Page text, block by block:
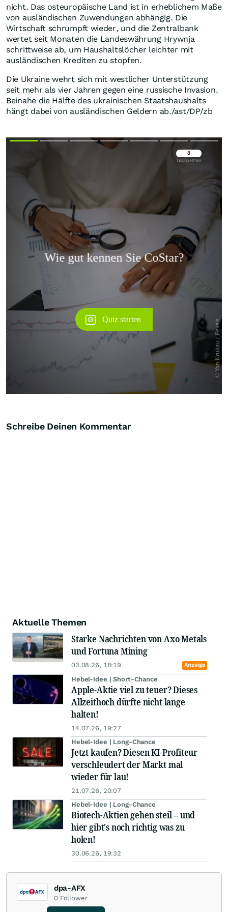
nicht. Das osteuropäische Land ist in erheblichem Maße
von ausländischen Zuwendungen abhängig. Die
Wirtschaft schrumpft wieder, und die Zentralbank
wertet seit Monaten die Landeswährung Hrywnja
schrittweise ab, um Haushaltslöcher leichter mit
ausländischen Krediten zu stopfen.
Die Ukraine wehrt sich mit westlicher Unterstützung
seit mehr als vier Jahren gegen eine russische Invasion.
Beinahe die Hälfte des ukrainischen Staatshaushalts
hängt dabei von ausländischen Geldern ab./ast/DP/zb
Überspringen
Schreibe Deinen Kommentar
Aktuelle Themen
Starke Nachrichten von Axo Metals
und Fortuna Mining
03.08.26, 18:19 Anzeige
Hebel-Idee | Short-Chance
Apple-Aktie viel zu teuer? Dieses
Allzeithoch dürfte nicht lange
halten!
14.07.26, 19:27
Hebel-Idee | Long-Chance
Jetzt kaufen? Diesen KI-Profiteur
verschleudert der Markt mal
wieder für lau!
21.07.26, 20:07
Hebel-Idee | Long-Chance
Biotech-Aktien gehen steil – und
hier gibt's noch richtig was zu
holen!
30.06.26, 19:32
dpa-AFX
0 Follower